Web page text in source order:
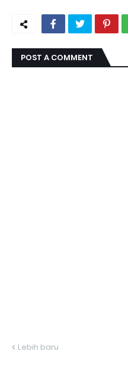
POST A COMMENT
Lebih baru